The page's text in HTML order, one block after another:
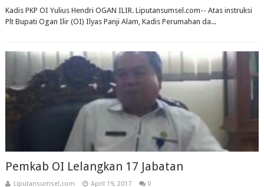
Kadis PKP OI Yulius Hendri OGAN ILIR. Liputansumsel.com-- Atas instruksi
Plt Bupati Ogan Ilir (OI) Ilyas Panji Alam, Kadis Perumahan da...
Pemkab OI Lelangkan 17 Jabatan
Liputansumsel.com April 19, 2017 0